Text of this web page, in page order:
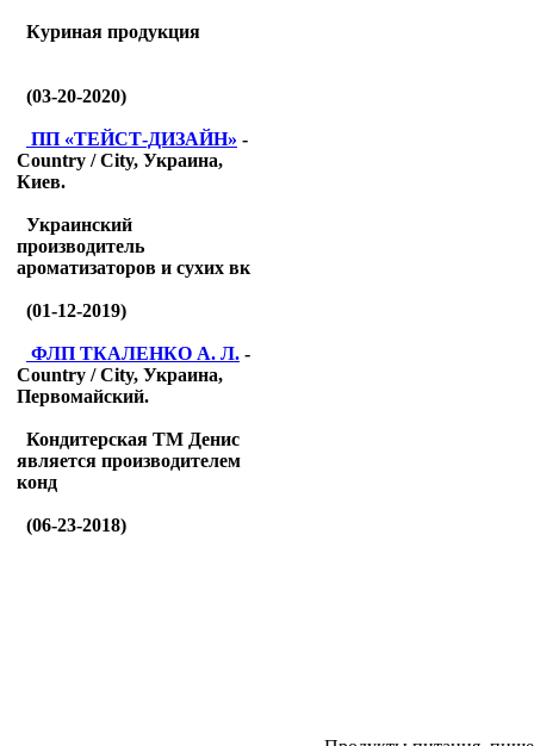
Куриная продукция
(03-20-2020)
ПП «ТЕЙСТ-ДИЗАЙН» -
Country / City, Украина,
Киев.
Украинский
производитель
ароматизаторов и сухих вк
(01-12-2019)
ФЛП ТКАЛЕНКО А. Л. -
Country / City, Украина,
Первомайский.
Кондитерская ТМ Денис
является производителем
конд
(06-23-2018)